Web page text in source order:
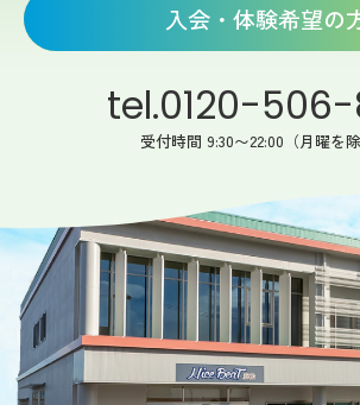
入会・体験希望の
tel.0120-
受付時間 9:30〜22:00（月曜を除